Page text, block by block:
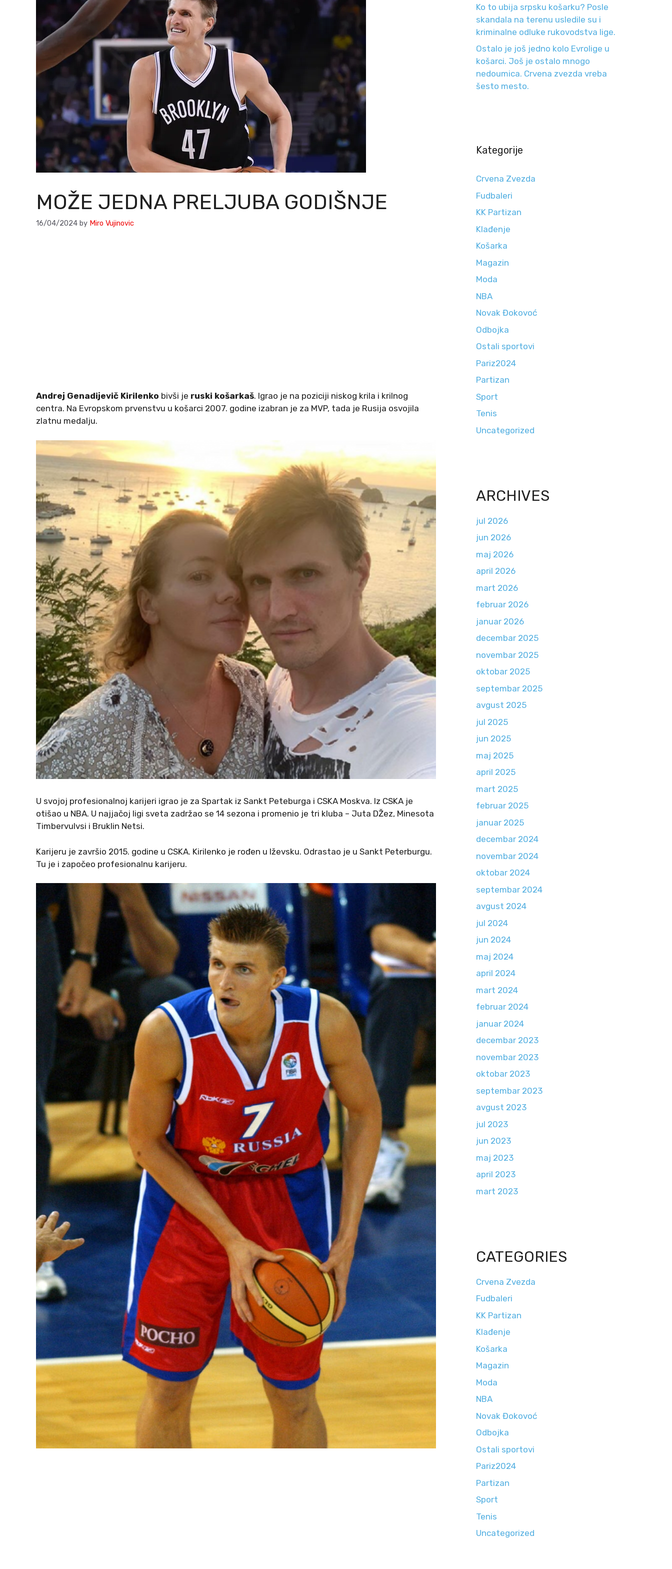
MOŽE JEDNA PRELJUBA GODIŠNJE
16/04/2024 by Miro Vujinovic
Andrej Genadijevič Kirilenko bivši je ruski košarkaš. Igrao je na poziciji niskog krila i krilnog
centra. Na Evropskom prvenstvu u košarci 2007. godine izabran je za MVP, tada je Rusija osvojila
zlatnu medalju.
U svojoj profesionalnoj karijeri igrao je za Spartak iz Sankt Peteburga i CSKA Moskva. Iz CSKA je
otišao u NBA. U najjačoj ligi sveta zadržao se 14 sezona i promenio je tri kluba – Juta DŽez, Minesota
Timbervulvsi i Bruklin Netsi.
Karijeru je završio 2015. godine u CSKA. Kirilenko je rođen u Iževsku. Odrastao je u Sankt Peterburgu.
Tu je i započeo profesionalnu karijeru.
Ko to ubija srpsku košarku? Posle
skandala na terenu usledile su i
kriminalne odluke rukovodstva lige.
Ostalo je još jedno kolo Evrolige u
košarci. Još je ostalo mnogo
nedoumica. Crvena zvezda vreba
šesto mesto.
Kategorije
Crvena Zvezda
Fudbaleri
KK Partizan
Klađenje
Košarka
Magazin
Moda
NBA
Novak Đokovoć
Odbojka
Ostali sportovi
Pariz2024
Partizan
Sport
Tenis
Uncategorized
ARCHIVES
jul 2026
jun 2026
maj 2026
april 2026
mart 2026
februar 2026
januar 2026
decembar 2025
novembar 2025
oktobar 2025
septembar 2025
avgust 2025
jul 2025
jun 2025
maj 2025
april 2025
mart 2025
februar 2025
januar 2025
decembar 2024
novembar 2024
oktobar 2024
septembar 2024
avgust 2024
jul 2024
jun 2024
maj 2024
april 2024
mart 2024
februar 2024
januar 2024
decembar 2023
novembar 2023
oktobar 2023
septembar 2023
avgust 2023
jul 2023
jun 2023
maj 2023
april 2023
mart 2023
CATEGORIES
Crvena Zvezda
Fudbaleri
KK Partizan
Klađenje
Košarka
Magazin
Moda
NBA
Novak Đokovoć
Odbojka
Ostali sportovi
Pariz2024
Partizan
Sport
Tenis
Uncategorized